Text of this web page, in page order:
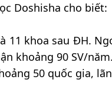
Doshisha cho biết:
11 khoa sau ĐH.
khoảng 90 SV/
50 quốc gia,